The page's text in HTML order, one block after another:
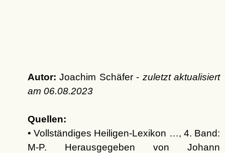
Autor: Joachim Schäfer - zuletzt aktualisiert
am 06.08.2023
Quellen:
• Vollständiges Heiligen-Lexikon …, 4. Band:
M-P. Herausgegeben von Johann